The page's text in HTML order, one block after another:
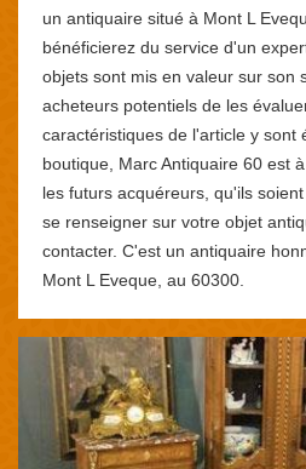
un antiquaire situé à Mont L
bénéficierez du service d'un
objets sont mis en valeur sur son
acheteurs potentiels de les
caractéristiques de l'article y sont
boutique, Marc Antiquaire 60 est
les futurs acquéreurs, qu'ils
se renseigner sur votre objet
contacter. C'est un antiquaire
Mont L Eveque, au 60300.